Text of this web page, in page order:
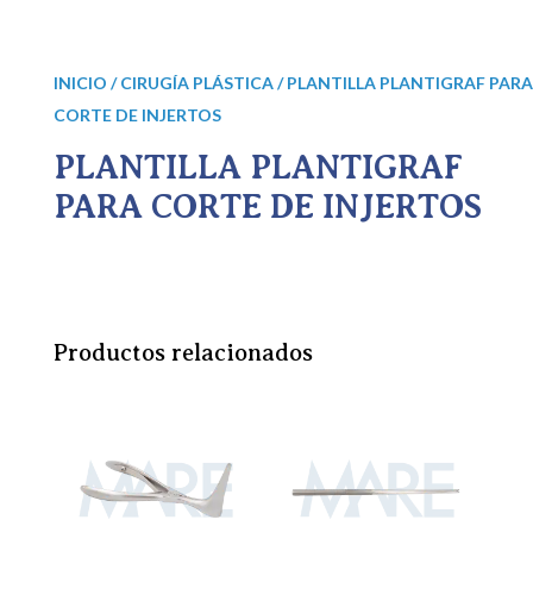
INICIO /CIRUGÍA PLÁSTICA/ PLANTILLA PLANTIGRAF PARA
CORTE DE INJERTOS
PLANTILLA PLANTIGRAF
PARA CORTE DE INJERTOS
Productos relacionados